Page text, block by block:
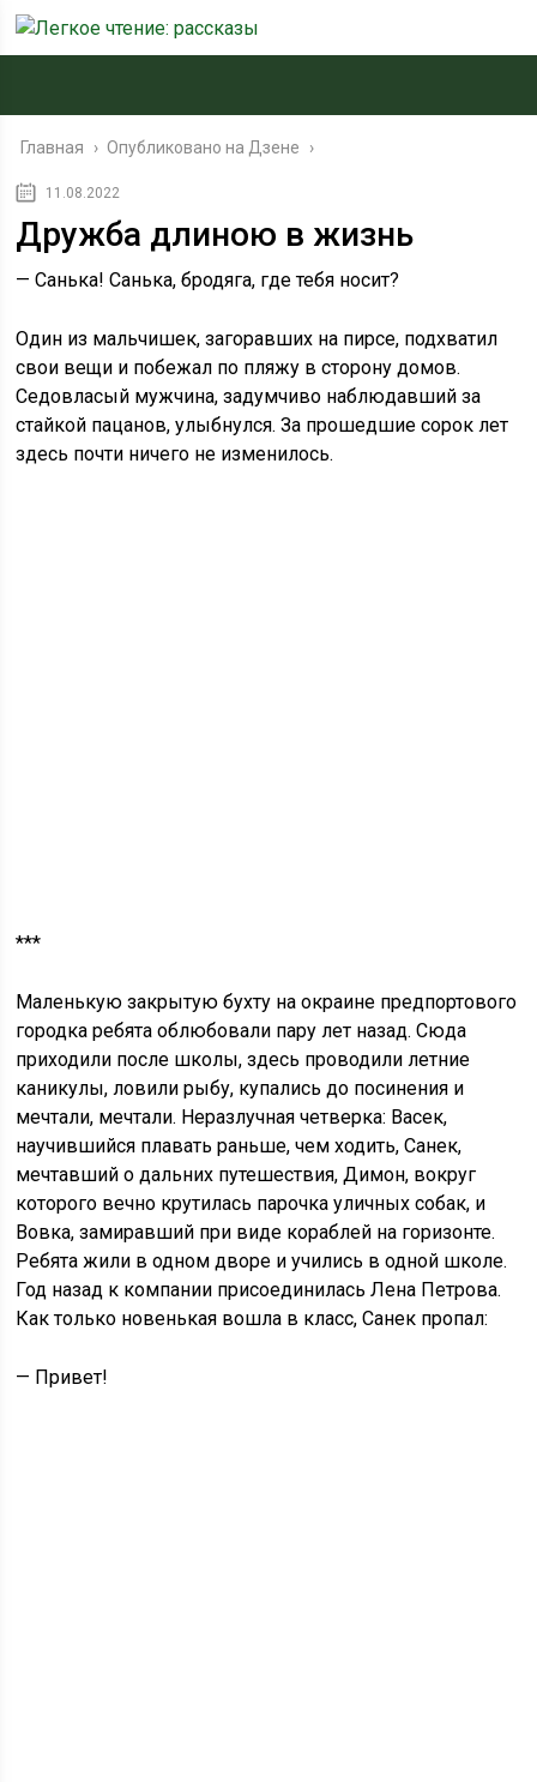
Главная › Опубликовано на Дзене ›
11.08.2022
Дружба длиною в жизнь
— Санька! Санька, бродяга, где тебя носит?
Один из мальчишек, загоравших на пирсе, подхватил
свои вещи и побежал по пляжу в сторону домов.
Седовласый мужчина, задумчиво наблюдавший за
стайкой пацанов, улыбнулся. За прошедшие сорок лет
здесь почти ничего не изменилось.
***
Маленькую закрытую бухту на окраине предпортового
городка ребята облюбовали пару лет назад. Сюда
приходили после школы, здесь проводили летние
каникулы, ловили рыбу, купались до посинения и
мечтали, мечтали. Неразлучная четверка: Васек,
научившийся плавать раньше, чем ходить, Санек,
мечтавший о дальних путешествия, Димон, вокруг
которого вечно крутилась парочка уличных собак, и
Вовка, замиравший при виде кораблей на горизонте.
Ребята жили в одном дворе и учились в одной школе.
Год назад к компании присоединилась Лена Петрова.
Как только новенькая вошла в класс, Санек пропал:
— Привет!